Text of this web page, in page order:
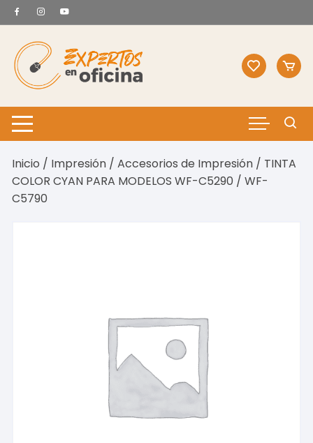
Saltar
al
contenido
Inicio / Impresión /Accesorios de Impresión / TINTA
COLOR CYAN PARA MODELOS WF-C5290 / WF-
C5790